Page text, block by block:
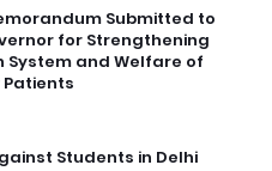
Submitted to
for Strengthening
System and Welfare of
Patients
Students in Delhi